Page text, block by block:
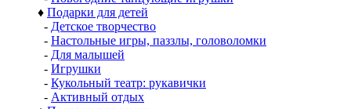
♦ Подарки для детей
- Детское творчество
- Настольные игры, паззлы, головоломки
- Для малышей
- Игрушки
- Кукольный театр: рукавички
- Активный отдых